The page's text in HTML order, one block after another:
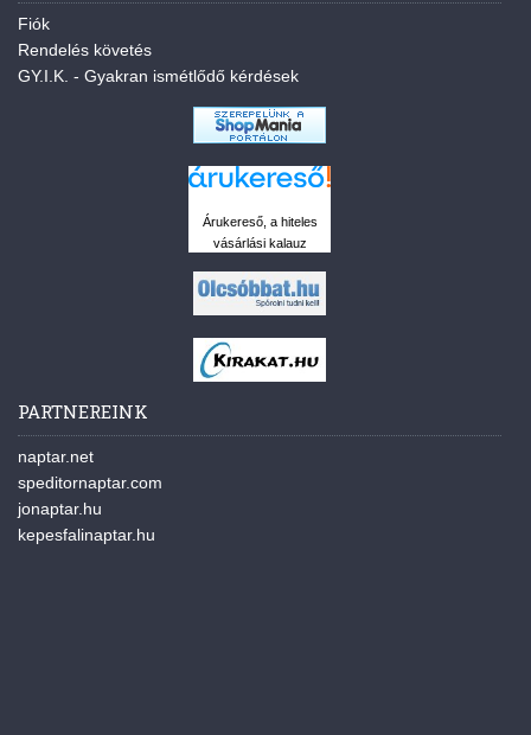
Fiók
Rendelés követés
GY.I.K. - Gyakran ismétlődő kérdések
Árukereső, a hiteles
vásárlási kalauz
PARTNEREINK
naptar.net
speditornaptar.com
jonaptar.hu
kepesfalinaptar.hu